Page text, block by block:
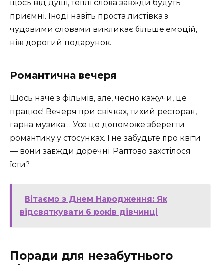
щось від душі, теплі слова завжди будуть
приємні. Іноді навіть проста листівка з
чудовими словами викликає більше емоцій,
ніж дорогий подарунок.
Романтична вечеря
Щось наче з фільмів, але, чесно кажучи, це
працює! Вечеря при свічках, тихий ресторан,
гарна музика… Усе це допоможе зберегти
романтику у стосунках. І не забудьте про квіти
— вони завжди доречні. Раптово захотілося
їсти?
Вітаємо з Днем Народження: Як
відсвяткувати 6 років дівчинці
Поради для незабутнього